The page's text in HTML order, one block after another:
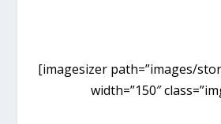
[imagesizer path=”images/
width=”150″